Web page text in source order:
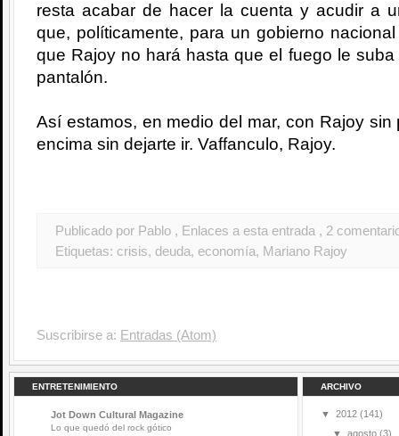
resta acabar de hacer la cuenta y acudir a
que, políticamente, para un gobierno
que Rajoy no hará hasta que el fuego le
pantalón.
Así estamos, en medio del mar, con Rajoy
encima sin dejarte ir. Vaffanculo, Rajoy.
Publicado por Pablo , Enlaces a esta entrada , 2
Etiquetas: crisis, deuda, economía, Mariano Rajoy
Suscribirse a: Entradas (Atom)
ENTRETENIMIENTO
Jot Down Cultural Magazine
Lo que quedó del rock gótico
ARCHIVO
▼ 2012 (141)
▼
agosto (3)